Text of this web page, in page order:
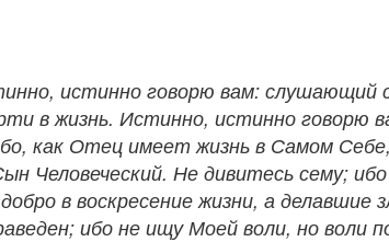
истинно говорю вам:
в жизнь. Истинно, истинно
как Отец имеет жизнь в Самом
Человеческий. Не дивитесь сему;
в воскресение жизни, а делавшие
ибо не ищу Моей воли, но воли